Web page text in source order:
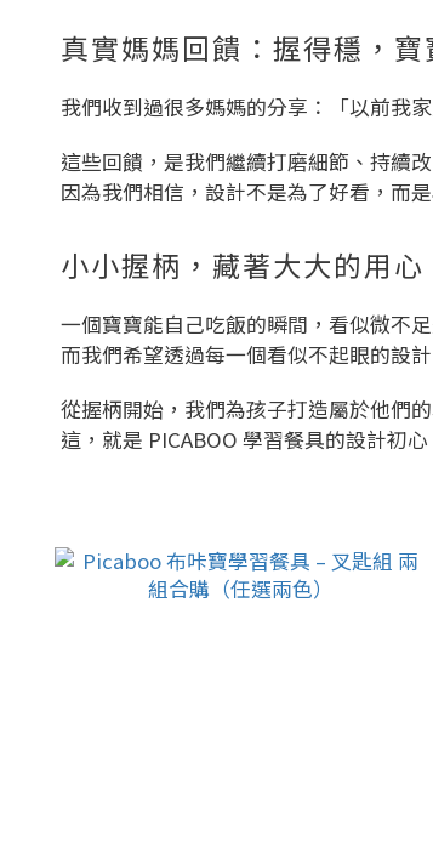
真實媽媽回饋：握得穩，
我們收到過很多媽媽的分享：「以前我
這些回饋，是我們繼續打磨細節、持續
因為我們相信，設計不是為了好看，而
小小握柄，藏著大大的用心
一個寶寶能自己吃飯的瞬間，看似微不
而我們希望透過每一個看似不起眼的設
從握柄開始，我們為孩子打造屬於他們
這，就是 PICABOO 學習餐具的設計初心